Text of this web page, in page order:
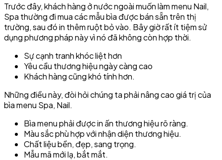
Trước đây, khách hàng ở nước ngoài muốn làm menu Nail,
Spa thường đi mua các mẫu bìa được bán sẵn trên thị
trường, sau đó in thêm ruột bỏ vào. Bây giờ rất ít tiệm sử
dụng phương pháp này vì nó đã không còn hợp thời.
Sự cạnh tranh khóc liệt hơn
Yêu cầu thương hiệu ngày càng cao
Khách hàng cũng khó tính hơn.
Những điều này, đòi hỏi chúng ta phải nâng cao giá trị của
bìa menu Spa, Nail.
Bìa menu phải được in ấn thương hiệu rõ ràng.
Màu sắc phù hợp với nhận diện thương hiệu.
Chất liệu bền, đẹp, sang trọng.
Mẫu mã mới lạ, bắt mắt.